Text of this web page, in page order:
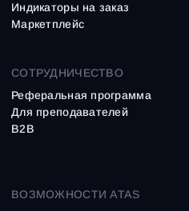
ВОЗМОЖНОСТИ ATAS
Индикаторы на заказ
Маркетплейс
СОТРУДНИЧЕСТВО
Реферальная программа
Для преподавателей
B2B